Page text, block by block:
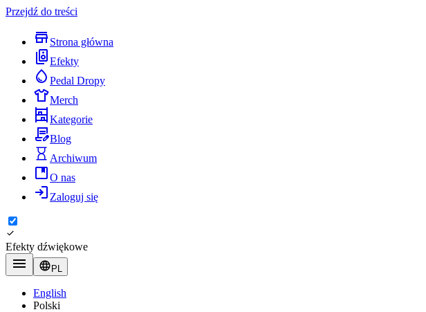
Przejdź do treści
Strona główna
Efekty
Pedal Dropy
Merch
Kategorie
Blog
Archiwum
O nas
Zaloguj się
Efekty dźwiękowe
PL
English
Polski